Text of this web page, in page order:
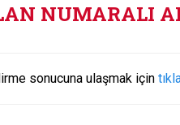
NUMARALI
sonucuna ulaşmak için